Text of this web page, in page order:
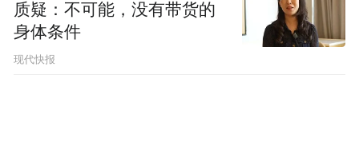
质疑：不可能，没有带货的
身体条件
现代快报